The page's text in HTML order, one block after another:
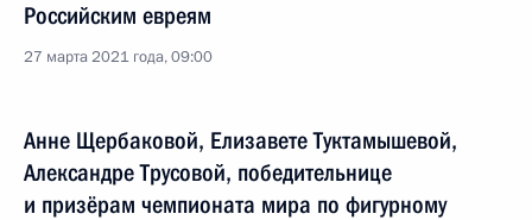
Российским евреям
27 марта 2021 года, 09:00
Анне Щербаковой, Елизавете Туктамышевой,
Александре Трусовой, победительнице
и призёрам чемпионата мира по фигурному